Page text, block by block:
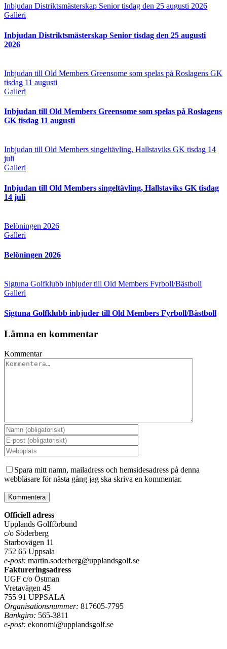
Inbjudan Distriktsmästerskap Senior tisdag den 25 augusti 2026
Galleri
Inbjudan Distriktsmästerskap Senior tisdag den 25 augusti
2026
Inbjudan till Old Members Greensome som spelas på Roslagens GK
tisdag 11 augusti
Galleri
Inbjudan till Old Members Greensome som spelas på Roslagens
GK tisdag 11 augusti
Inbjudan till Old Members singeltävling, Hallstaviks GK tisdag 14
juli
Galleri
Inbjudan till Old Members singeltävling, Hallstaviks GK tisdag
14 juli
Belöningen 2026
Galleri
Belöningen 2026
Sigtuna Golfklubb inbjuder till Old Members Fyrboll/Bästboll
Galleri
Sigtuna Golfklubb inbjuder till Old Members Fyrboll/Bästboll
Lämna en kommentar
Kommentar
Spara mitt namn, mailadress och hemsidesadress på denna
webbläsare för nästa gång jag ska skriva en kommentar.
Officiell adress
Upplands Golfförbund
c/o Söderberg
Starbovägen 11
752 65 Uppsala
e-post: martin.soderberg@upplandsgolf.se
Faktureringsadress
UGF c/o Östman
Vretavägen 45
755 91 UPPSALA
Organisationsnummer: 817605-7795
Bankgiro: 565-3811
e-post: ekonomi@upplandsgolf.se